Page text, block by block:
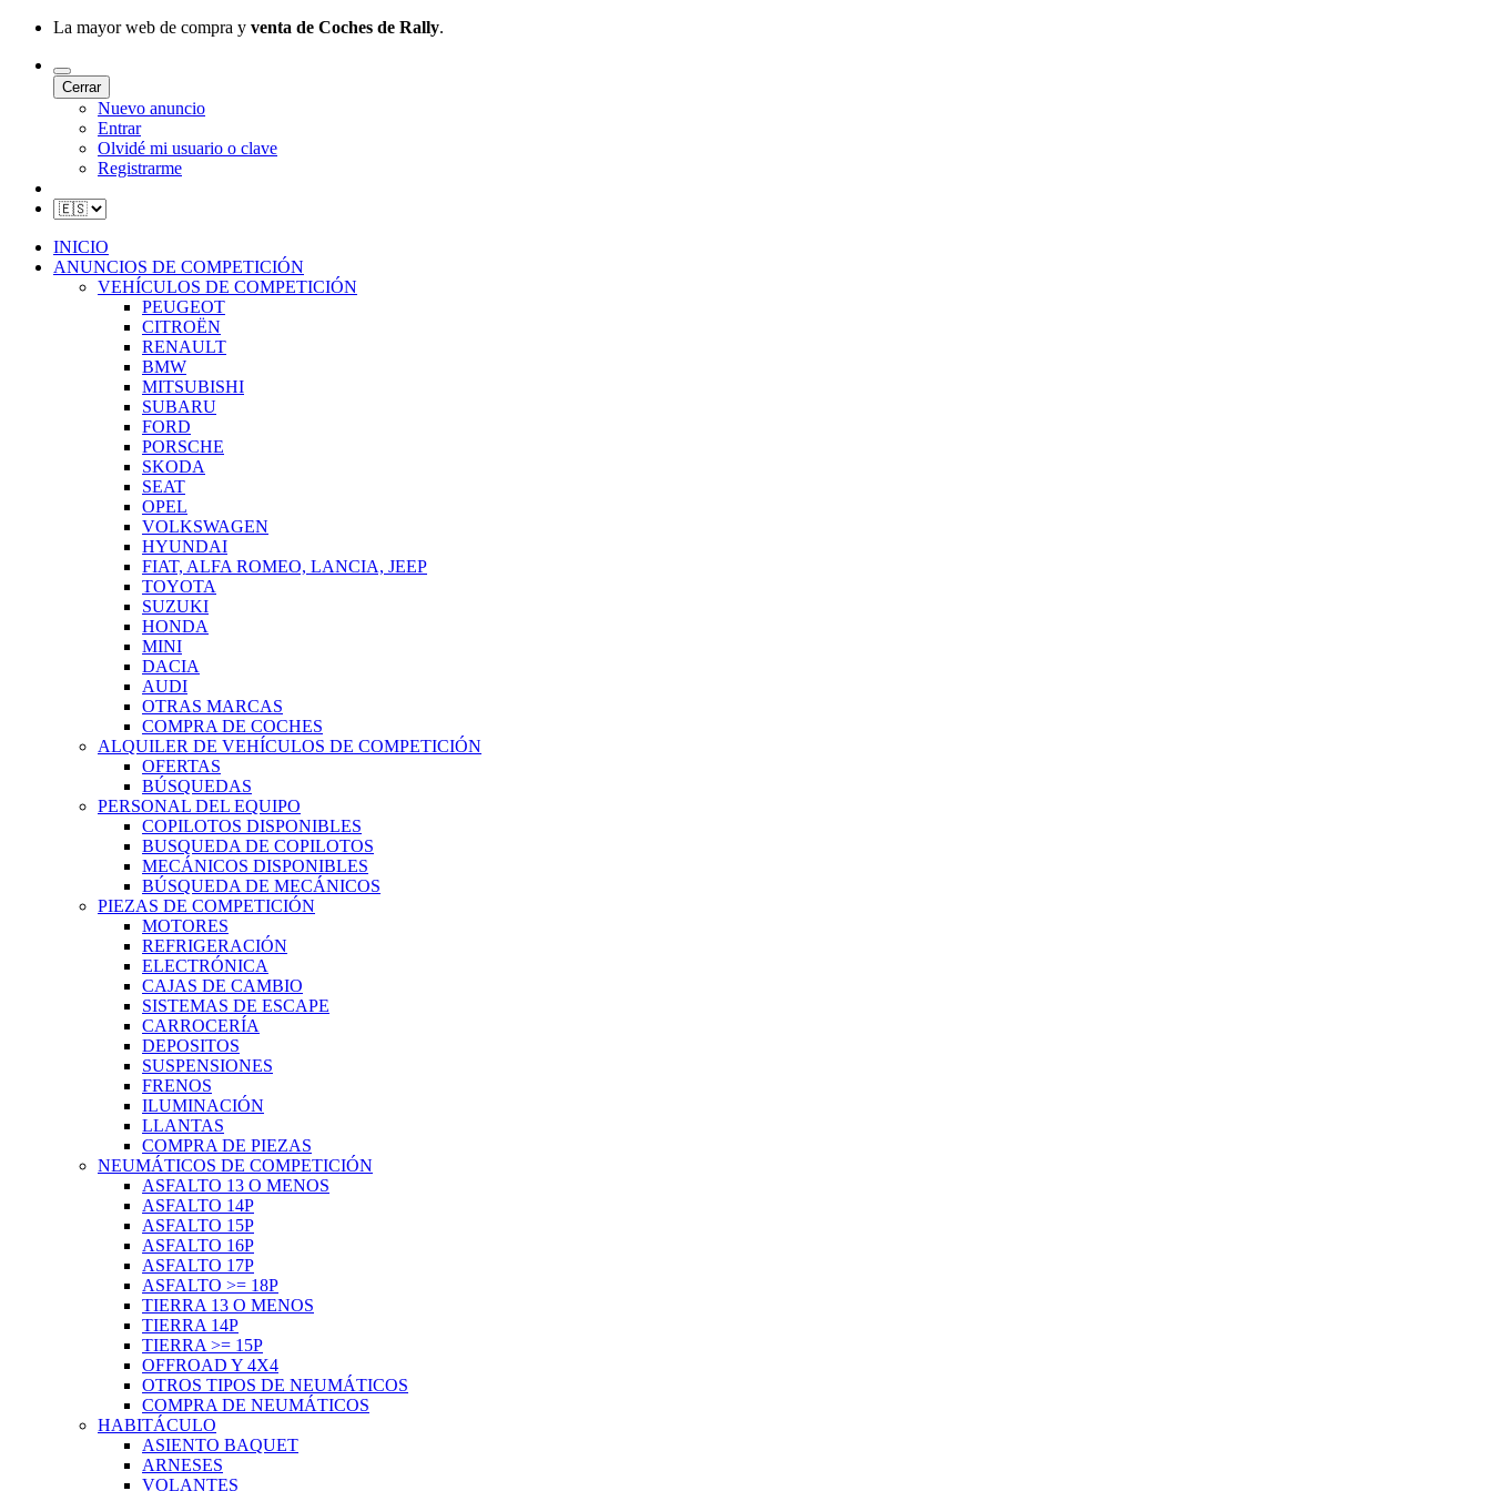
La mayor web de compra y venta de Coches de Rally.
Cerrar
Nuevo anuncio
Entrar
Olvidé mi usuario o clave
Registrarme
INICIO
ANUNCIOS DE COMPETICIÓN
VEHÍCULOS DE COMPETICIÓN
PEUGEOT
CITROËN
RENAULT
BMW
MITSUBISHI
SUBARU
FORD
PORSCHE
SKODA
SEAT
OPEL
VOLKSWAGEN
HYUNDAI
FIAT, ALFA ROMEO, LANCIA, JEEP
TOYOTA
SUZUKI
HONDA
MINI
DACIA
AUDI
OTRAS MARCAS
COMPRA DE COCHES
ALQUILER DE VEHÍCULOS DE COMPETICIÓN
OFERTAS
BÚSQUEDAS
PERSONAL DEL EQUIPO
COPILOTOS DISPONIBLES
BUSQUEDA DE COPILOTOS
MECÁNICOS DISPONIBLES
BÚSQUEDA DE MECÁNICOS
PIEZAS DE COMPETICIÓN
MOTORES
REFRIGERACIÓN
ELECTRÓNICA
CAJAS DE CAMBIO
SISTEMAS DE ESCAPE
CARROCERÍA
DEPOSITOS
SUSPENSIONES
FRENOS
ILUMINACIÓN
LLANTAS
COMPRA DE PIEZAS
NEUMÁTICOS DE COMPETICIÓN
ASFALTO 13 O MENOS
ASFALTO 14P
ASFALTO 15P
ASFALTO 16P
ASFALTO 17P
ASFALTO >= 18P
TIERRA 13 O MENOS
TIERRA 14P
TIERRA >= 15P
OFFROAD Y 4X4
OTROS TIPOS DE NEUMÁTICOS
COMPRA DE NEUMÁTICOS
HABITÁCULO
ASIENTO BAQUET
ARNESES
VOLANTES